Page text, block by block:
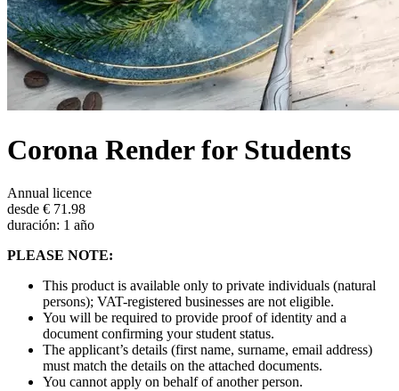
Corona Render for Students
Annual licence
desde € 71.98
duración: 1 año
PLEASE NOTE:
This product is available only to private individuals (natural
persons); VAT-registered businesses are not eligible.
You will be required to provide proof of identity and a
document confirming your student status.
The applicant’s details (first name, surname, email address)
must match the details on the attached documents.
You cannot apply on behalf of another person.